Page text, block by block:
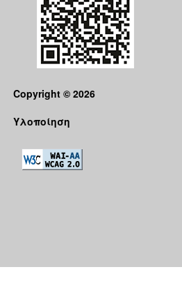
Copyright © 2026
Υλοποίηση